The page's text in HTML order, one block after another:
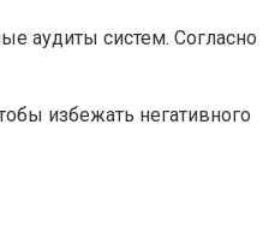
аудиты систем. Согласно
избежать негативного